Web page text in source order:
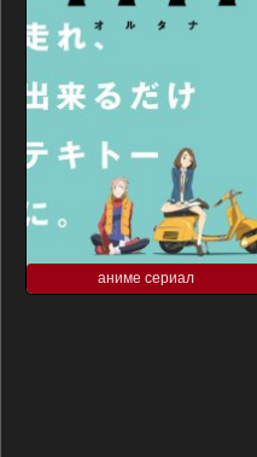
аниме сериал